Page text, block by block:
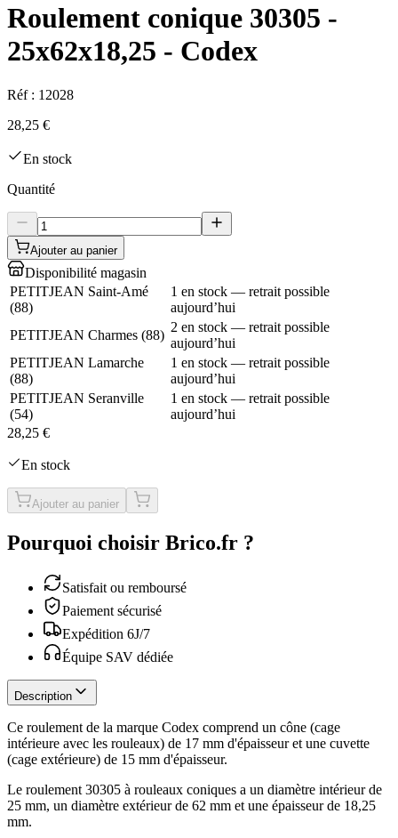
Roulement conique 30305 -
25x62x18,25 - Codex
Réf : 12028
28,25 €
En stock
Quantité
Ajouter au panier
Disponibilité magasin
PETITJEAN Saint-Amé
(88)
1 en stock — retrait possible
aujourd’hui
PETITJEAN Charmes (88)
2 en stock — retrait possible
aujourd’hui
PETITJEAN Lamarche
(88)
1 en stock — retrait possible
aujourd’hui
PETITJEAN Seranville
(54)
1 en stock — retrait possible
aujourd’hui
28,25 €
En stock
Ajouter au panier
Pourquoi choisir Brico.fr ?
Satisfait ou remboursé
Paiement sécurisé
Expédition 6J/7
Équipe SAV dédiée
Description
Ce roulement de la marque Codex comprend un cône (cage
intérieure avec les rouleaux) de 17 mm d'épaisseur et une cuvette
(cage extérieure) de 15 mm d'épaisseur.
Le roulement 30305 à rouleaux coniques a un diamètre intérieur de
25 mm, un diamètre extérieur de 62 mm et une épaisseur de 18,25
mm.